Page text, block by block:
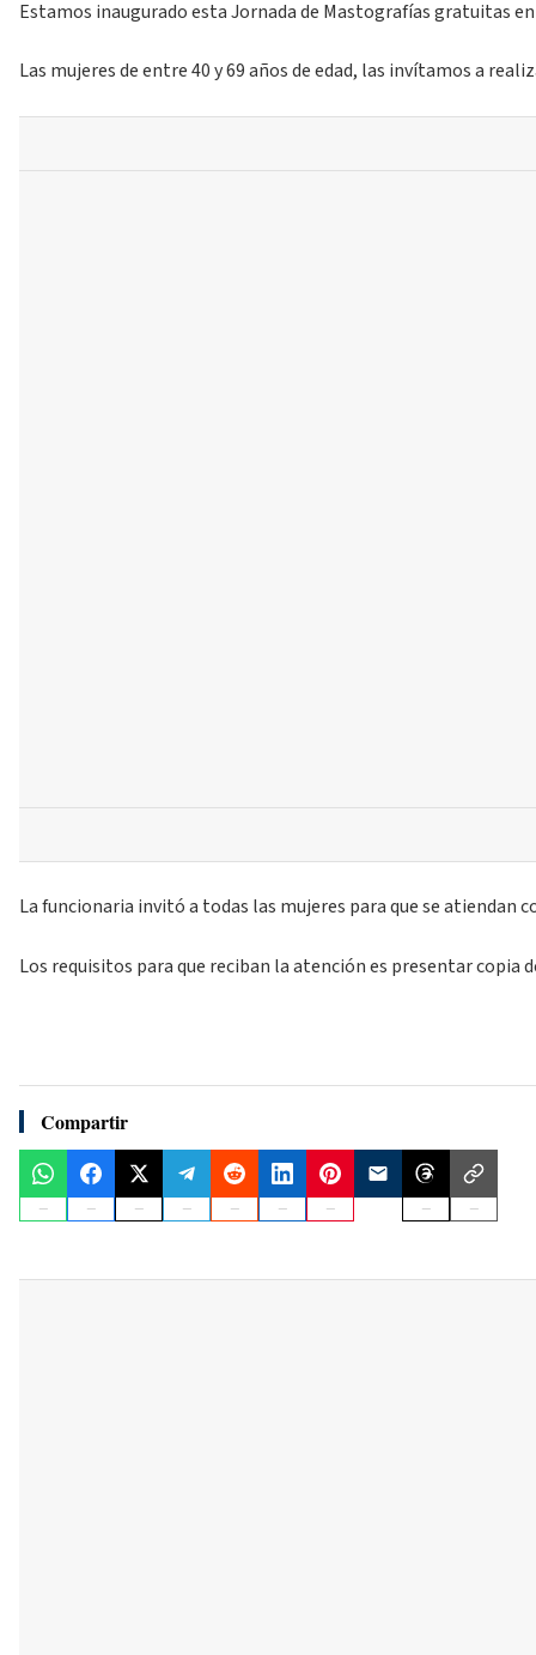
Estamos inaugurado esta Jornada de Mastografías gratuitas
Las mujeres de entre 40 y 69 años de edad, las invítamos a
La funcionaria invitó a todas las mujeres para que se atiendan
Los requisitos para que reciban la atención es presentar
Compartir